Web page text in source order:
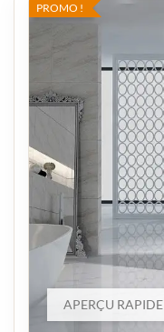
APERÇU RAPIDE
PROMO !